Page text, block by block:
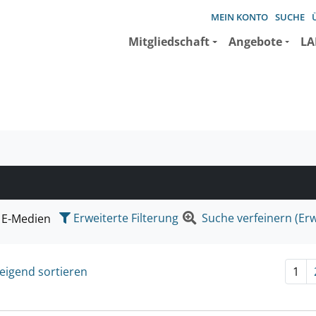
MEIN KONTO SUCHE
Mitgliedschaft Angebote
suchen wollen.
E-Medien Erweiterte Filterung Suche verfeinern
sortieren 1